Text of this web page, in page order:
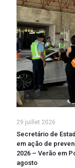
29 juillet 2026
Secretário de
em ação de
2026 – Verão em
agosto